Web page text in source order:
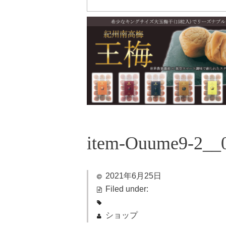
item-Ouume9-
2021年6月25日
Filed under:
ショップ